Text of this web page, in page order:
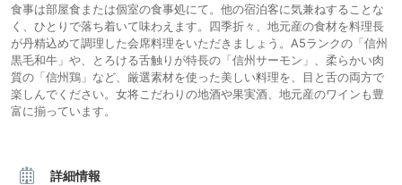
食事は部屋食または個室の食事処にて。他の宿泊客に気兼ねすることな
く、ひとりで落ち着いて味わえます。四季折々、地元産の食材を料理長
が丹精込めて調理した会席料理をいただきましょう。A5ランクの「信州
黒毛和牛」や、とろける舌触りが特長の「信州サーモン」、柔らかい肉
質の「信州鶏」など、厳選素材を使った美しい料理を、目と舌の両方で
楽しんでください。女将こだわりの地酒や果実酒、地元産のワインも豊
富に揃っています。
詳細情報